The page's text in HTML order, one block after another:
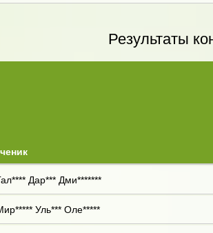
Результаты
Дар*** Дми*******
Уль*** Оле*****